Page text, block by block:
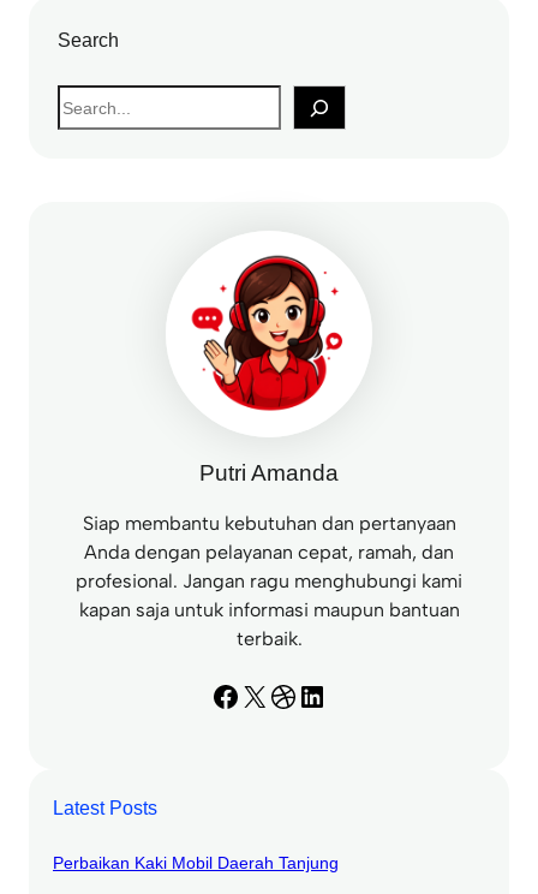
Search
S
e
Putri Amanda
Siap membantu kebutuhan dan pertanyaan
Anda dengan pelayanan cepat, ramah, dan
profesional. Jangan ragu menghubungi kami
kapan saja untuk informasi maupun bantuan
terbaik.
Facebook X Dribbble LinkedIn
Latest Posts
Perbaikan Kaki Mobil Daerah Tanjung